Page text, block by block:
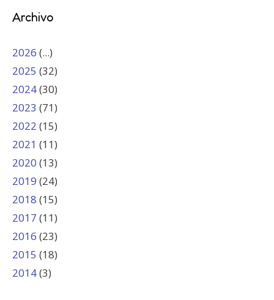
Archivo
2026 (...)
2025 (32)
2024(30)
2023 (71)
2022 (15)
2021 (11)
2020 (13)
2019 (24)
2018 (15)
2017 (11)
2016 (23)
2015 (18)
2014(3)